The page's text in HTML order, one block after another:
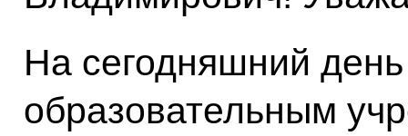
На сегодняшний
образовательным